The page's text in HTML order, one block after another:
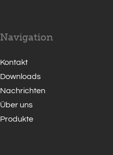
Navigation
Kontakt
Downloads
Nachrichten
Über uns
Produkte